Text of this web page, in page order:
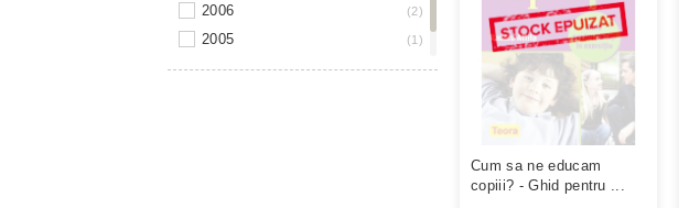
2006 2
2005 1
1
Cum sa ne educam
copiii? - Ghid pentru ...